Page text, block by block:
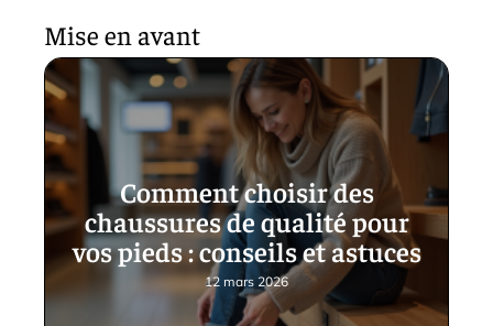
Mise en avant
Comment choisir des
chaussures de qualité pour
vos pieds : conseils et astuces
12 mars 2026